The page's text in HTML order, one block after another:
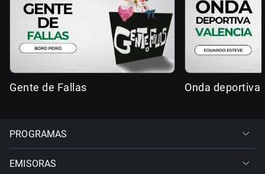
Gente de Fallas Onda deportiva
PROGRAMAS
EMISORAS